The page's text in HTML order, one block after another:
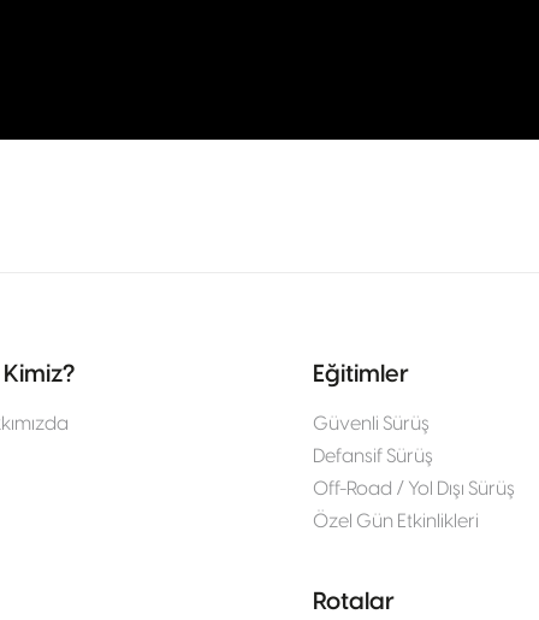
Eğitimler
Güvenli Sürüş
Defansif Sürüş
Off-Road / Yol Dışı Sürüş
Özel Gün Etkinlikleri
Rotalar